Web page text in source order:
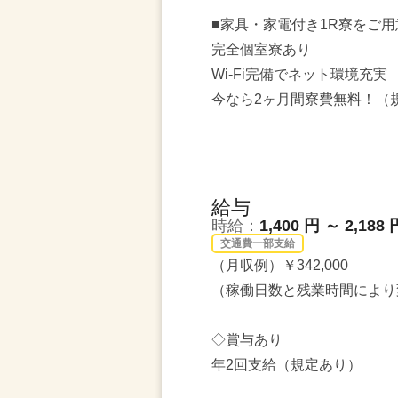
■家具・家電付き1R寮をご用
完全個室寮あり
Wi-Fi完備でネット環境充実
今なら2ヶ月間寮費無料！（
給与
時給： 1,400 円 ～ 2,188
交通費一部支給
（月収例）￥342,000
（稼働日数と残業時間により
◇賞与あり
年2回支給（規定あり）